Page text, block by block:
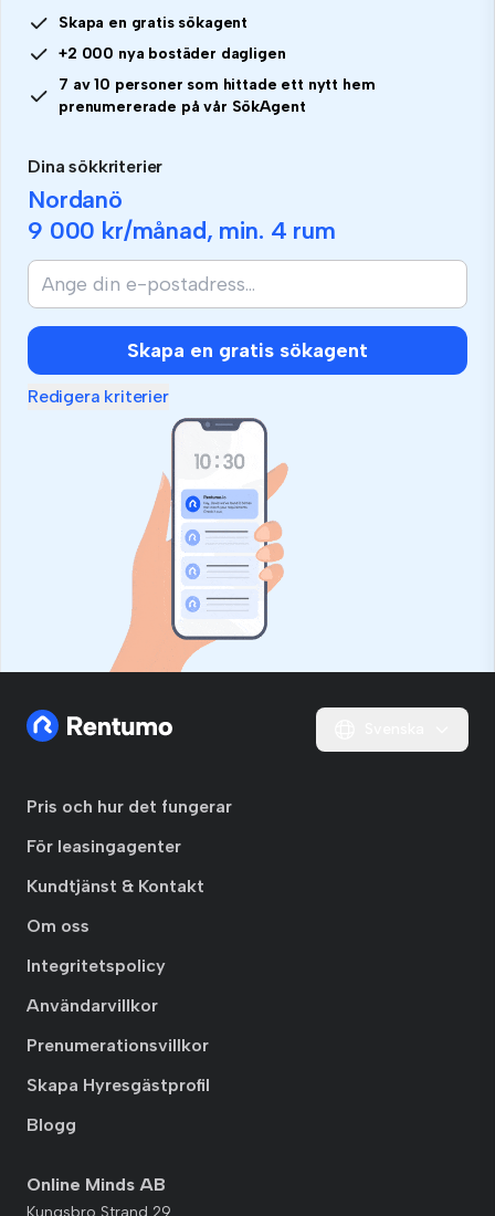
Skapa en gratis sökagent
+2 000 nya bostäder dagligen
7 av 10 personer som hittade ett nytt hem
prenumererade på vår SökAgent
Dina sökkriterier
Nordanö
9 000 kr/månad, min. 4 rum
Skapa en gratis sökagent
Redigera kriterier
Pris och hur det fungerar
För leasingagenter
Kundtjänst & Kontakt
Om oss
Integritetspolicy
Användarvillkor
Prenumerationsvillkor
Skapa Hyresgästprofil
Blogg
Online Minds AB
Kungsbro Strand 29